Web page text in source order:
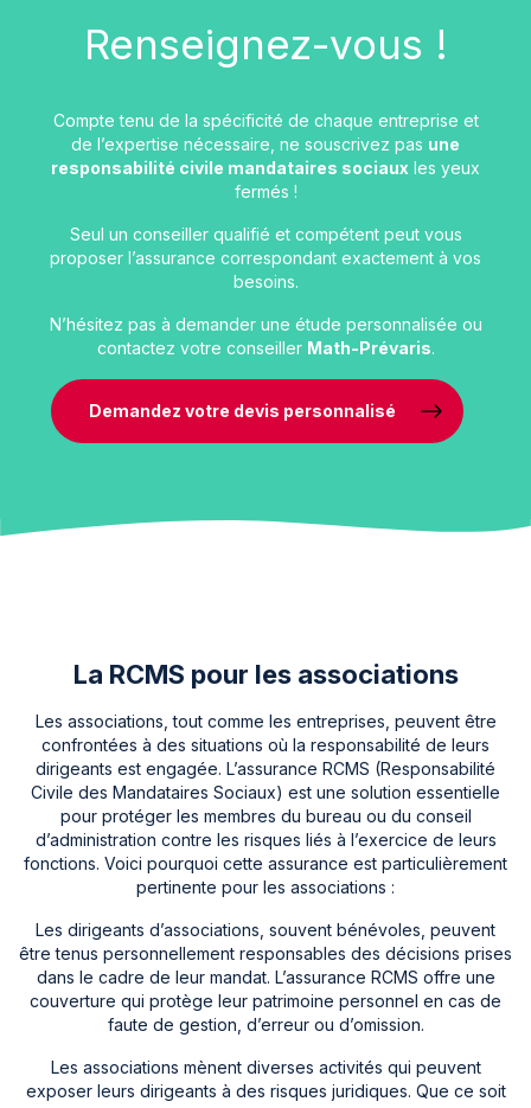
Renseignez-vous !
Compte tenu de la spécificité de chaque entreprise et
de l’expertise nécessaire, ne souscrivez pas une
responsabilité civile mandataires sociaux les yeux
fermés !
Seul un conseiller qualifié et compétent peut vous
proposer l’assurance correspondant exactement à vos
besoins.
N’hésitez pas à demander une étude personnalisée ou
contactez votre conseiller Math-Prévaris.
Demandez votre devis personnalisé
La RCMS pour les associations
Les associations, tout comme les entreprises, peuvent être
confrontées à des situations où la responsabilité de leurs
dirigeants est engagée. L’assurance RCMS (Responsabilité
Civile des Mandataires Sociaux) est une solution essentielle
pour protéger les membres du bureau ou du conseil
d’administration contre les risques liés à l’exercice de leurs
fonctions. Voici pourquoi cette assurance est particulièrement
pertinente pour les associations :
Les dirigeants d’associations, souvent bénévoles, peuvent
être tenus personnellement responsables des décisions prises
dans le cadre de leur mandat. L’assurance RCMS offre une
couverture qui protège leur patrimoine personnel en cas de
faute de gestion, d’erreur ou d’omission.
Les associations mènent diverses activités qui peuvent
exposer leurs dirigeants à des risques juridiques. Que ce soit